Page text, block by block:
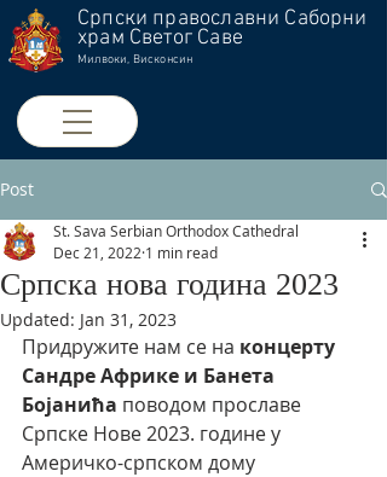
Српски православни Саборни
храм Светог Саве
Милвоки, Висконсин
Post
Српска нова година 2023
St. Sava Serbian Orthodox Cathedral
Dec 21, 2022 1 min read
Updated: Jan 31, 2023
Придружите нам се на концерту
Сандре Африке и Банета
Бојанића поводом прославе
Српске Нове 2023. године у
Америчко-српском дому